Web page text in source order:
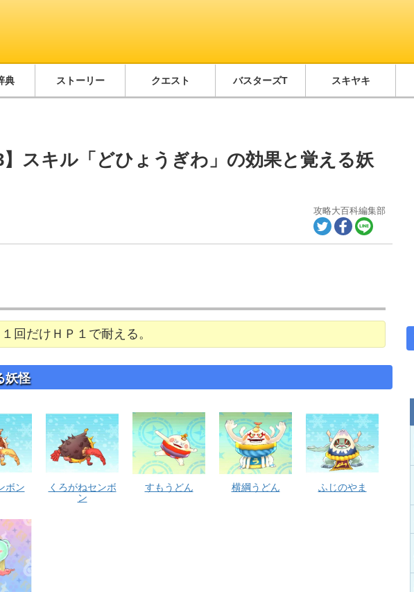
典 ストーリー クエスト バスターズT スキヤキ
】スキル「どひょうぎわ」の効果と覚える妖
攻略大百科編集部
回だけＨＰ１で耐える。
妖怪
ボン
くろがねセンボ
ン
すもうどん 横綱うどん ふじのやま